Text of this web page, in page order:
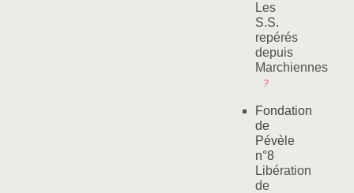
Les
S.S.
repérés
depuis
Marchiennes
?
Fondation
de
Pévèle
n°8
Libération
de